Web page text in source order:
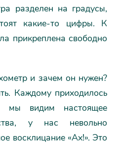
разделен на градусы,
какие-то цифры. К
прикреплена свободно
и зачем он нужен?
Каждому приходилось
мы видим настоящее
у нас невольно
восклицание «Ах!». Это